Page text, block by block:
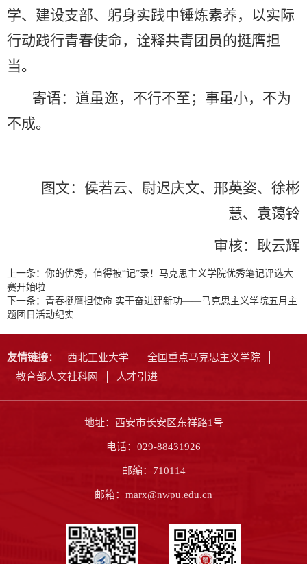
学、建设支部、躬身实践中锤炼素养，以实际
行动践行青春使命，诠释共青团员的挺膺担
当。
寄语：道虽迩，不行不至；事虽小，不为
不成。
图文：侯若云、尉迟庆文、邢英姿、徐彬
慧、袁蔼铃
审核：耿云辉
上一条： 你的优秀，值得被“记”录！马克思主义学院优秀笔记评选大
赛开始啦
下一条： 青春挺膺担使命 实干奋进建新功——马克思主义学院五月主
题团日活动纪实
友情链接： 西北工业大学
全国重点马克思主义学院
教育部人文社科网
人才引进
地址：西安市长安区东祥路1号
电话：029-88431926
邮编：710114
邮箱：marx@nwpu.edu.cn